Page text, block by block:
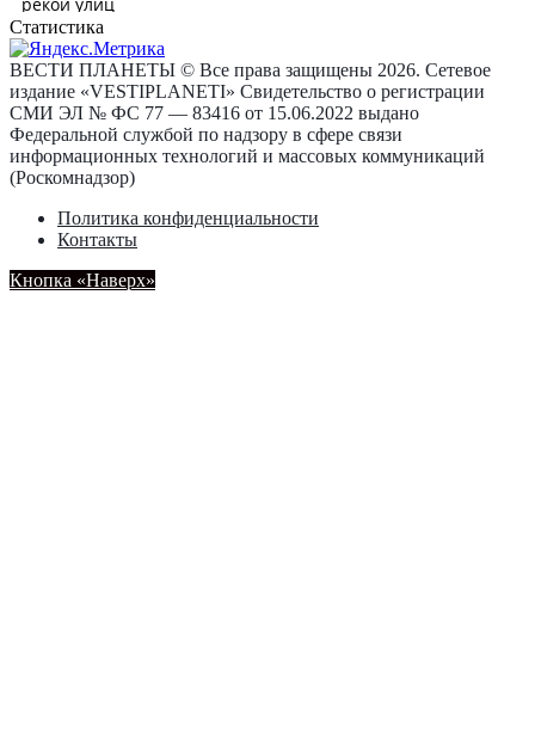
Статистика
ВЕСТИ ПЛАНЕТЫ © Все права защищены 2026. Сетевое
издание «VESTIPLANETI» Свидетельство о регистрации
СМИ ЭЛ № ФС 77 — 83416 от 15.06.2022 выдано
Федеральной службой по надзору в сфере связи
информационных технологий и массовых коммуникаций
(Роскомнадзор)
Политика конфиденциальности
Контакты
Кнопка «Наверх»